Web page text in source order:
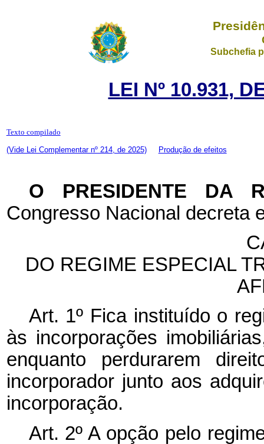
Subchefia
LEI Nº 10.931,
Texto compilado
(Vide Lei Complementar nº 214, de 2025)
Produção de efeitos
O PRESIDENTE DA
Congresso Nacional decreta
DO REGIME ESPECIAL
Art. 1º Fica instituído o
às incorporações
enquanto perdurarem
incorporador junto aos
incorporação.
Art. 2º A opção pelo